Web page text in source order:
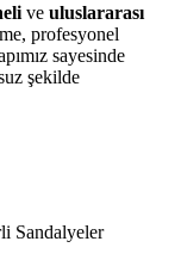
ve uluslararası
profesyonel
sayesinde
şekilde
Sandalyeler